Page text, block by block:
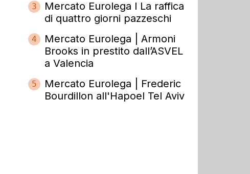
3
Mercato Eurolega l La raffica
di quattro giorni pazzeschi
4
Mercato Eurolega | Armoni
Brooks in prestito dall’ASVEL
a Valencia
5
Mercato Eurolega | Frederic
Bourdillon all'Hapoel Tel Aviv